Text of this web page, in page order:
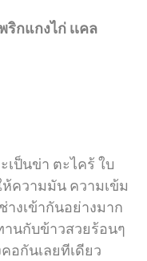
กแกงไก่ เเคล
ป็นข่า ตะไคร้ ใบ
ความมัน ความเข้ม
งเข้ากันอย่างมาก
นกับข้าวสวยร้อนๆ
อกันเลยทีเดียว